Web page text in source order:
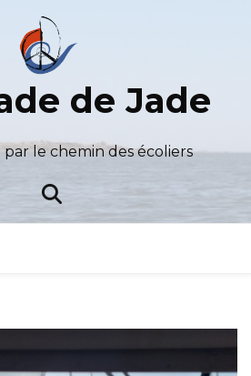
de Jade
le chemin des écoliers